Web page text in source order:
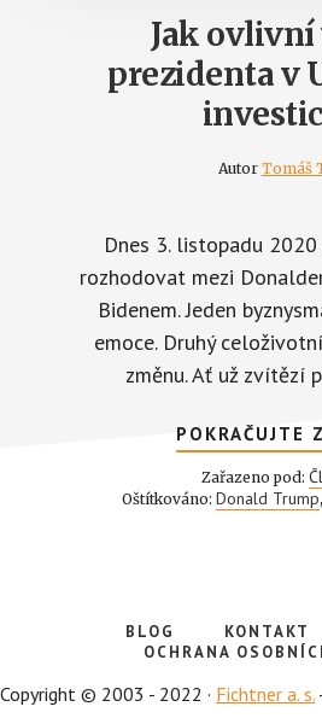
Jak ovlivní
prezidenta v
Autor Tomáš
Dnes 3. listopadu 2020
rozhodovat mezi
Bidenem. Jeden
emoce. Druhý
změnu. Ať už zvítězí
POKRAČUJTE
Zařazeno pod:
Oštítkováno:Donald Trump,
BLOG KONTAKT
OCHRANA
Copyright © 2003 - 2022 · Fichtner a. s.